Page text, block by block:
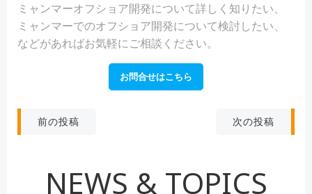
ミャンマーオフショア開発について詳しく知りたい、
ミャンマーでのオフショア開発について検討したい、
などがあればお気軽にご相談ください。
お問合せはこちら
投前の投稿 次の投稿
NEWS & TOPICS